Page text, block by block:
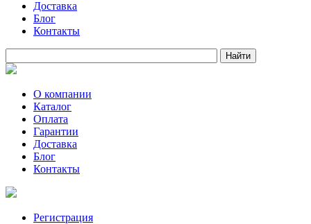
Доставка
Блог
Контакты
О компании
Каталог
Оплата
Гарантии
Доставка
Блог
Контакты
Регистрация